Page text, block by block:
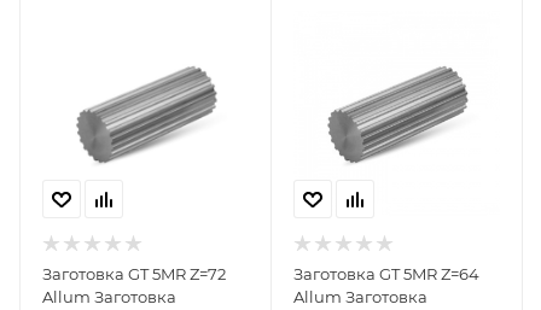
Заготовка GT 5MR Z=72
Allum Заготовка
Заготовка GT 5MR Z=64
Allum Заготовка